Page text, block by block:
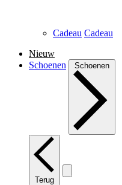
Cadeau Cadeau
Nieuw
Schoenen
Schoenen
Terug